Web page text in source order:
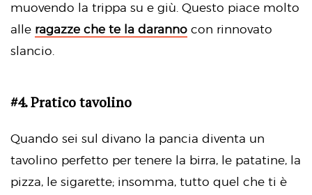
muovendo la trippa su e giù. Questo piace molto
alle ragazze che te la daranno con rinnovato
slancio.
#4. Pratico tavolino
Quando sei sul divano la pancia diventa un
tavolino perfetto per tenere la birra, le patatine, la
pizza, le sigarette; insomma, tutto quel che ti è